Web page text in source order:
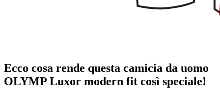
Ecco cosa rende questa camicia da uomo
OLYMP Luxor modern fit così speciale!